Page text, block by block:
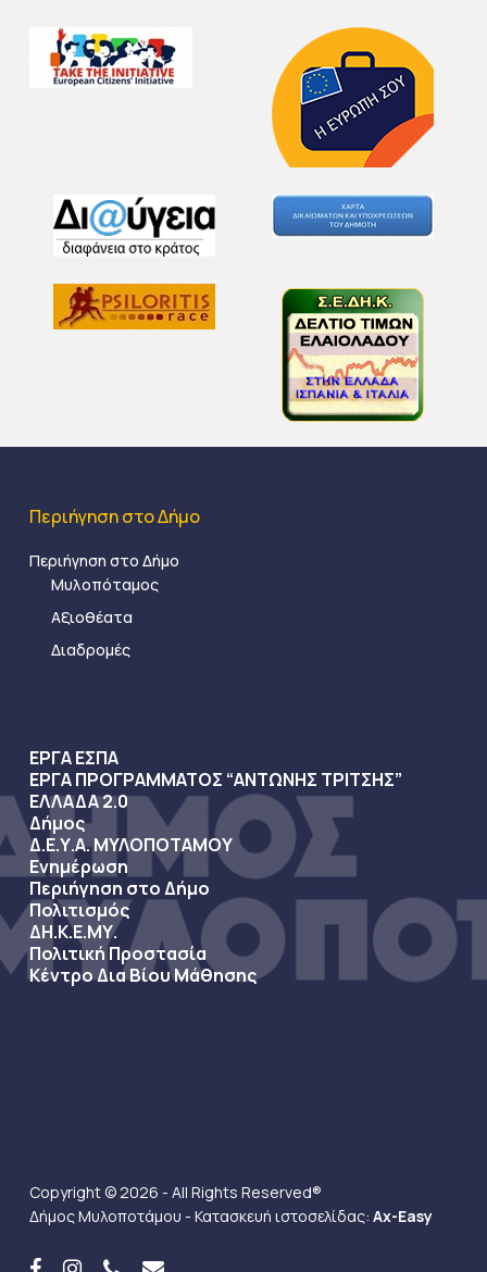
Περιήγηση στο Δήμο
Περιήγηση στο Δήμο
Μυλοπόταμος
Αξιοθέατα
Διαδρομές
ΕΡΓΑ ΕΣΠΑ
ΕΡΓΑ ΠΡΟΓΡΑΜΜΑΤΟΣ “ΑΝΤΩΝΗΣ ΤΡΙΤΣΗΣ”
ΕΛΛΑΔΑ 2.0
Δήμος
Δ.Ε.Υ.Α. ΜΥΛΟΠΟΤΑΜΟΥ
Ενημέρωση
Περιήγηση στο Δήμο
Πολιτισμός
ΔΗ.Κ.Ε.ΜΥ.
Πολιτική Προστασία
Κέντρο Δια Βίου Μάθησης
Copyright © 2026 - All Rights Reserved®
Δήμος Μυλοποτάμου - Κατασκευή ιστοσελίδας: Ax-Easy
facebookinstagramphoneemail